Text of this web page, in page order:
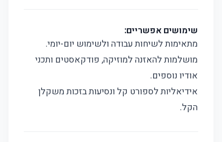
שימושים אפשריים:
מתאימות לשיחות עבודה ולשימוש יום-יומי.
מושלמות להאזנה למוזיקה, פודקאסטים ותכני
אודיו נוספים.
אידיאליות לספורט קל ונסיעות בזכות משקלן
הקל.